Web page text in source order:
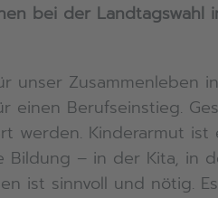
bei der Landtagswahl
unser Zusammenleben
einen Berufseinstieg.
werden. Kinderarmut ist
– in der Kita, in
ist sinnvoll und nötig.